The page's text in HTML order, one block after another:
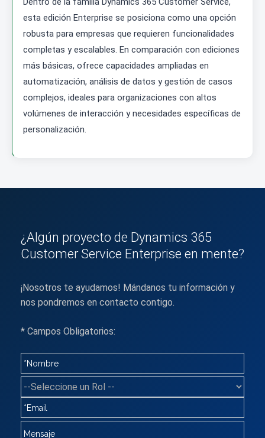
esta edición Enterprise se posiciona como una opción
robusta para empresas que requieren funcionalidades
completas y escalables. En comparación con ediciones
más básicas, ofrece capacidades ampliadas en
automatización, análisis de datos y gestión de casos
complejos, ideales para organizaciones con altos
volúmenes de interacción y necesidades específicas de
personalización.
¿Algún proyecto de Dynamics 365
Customer Service Enterprise en mente?
¡Nosotros te ayudamos! Mándanos tu información y
nos pondremos en contacto contigo.
* Campos Obligatorios: